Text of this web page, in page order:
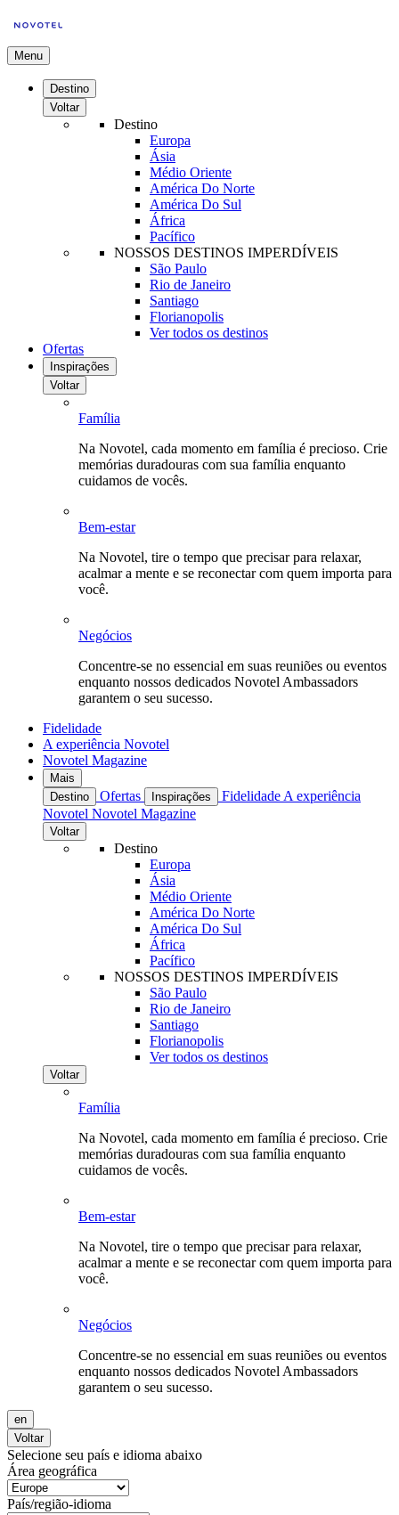
Menu
Destino
Voltar
Destino
Europa
Ásia
Médio Oriente
América Do Norte
América Do Sul
África
Pacífico
NOSSOS DESTINOS IMPERDÍVEIS
São Paulo
Rio de Janeiro
Santiago
Florianopolis
Ver todos os destinos
Ofertas
Inspirações
Voltar
Família
Na Novotel, cada momento em família é precioso. Crie
memórias duradouras com sua família enquanto
cuidamos de vocês.
Bem-estar
Na Novotel, tire o tempo que precisar para relaxar,
acalmar a mente e se reconectar com quem importa para
você.
Negócios
Concentre-se no essencial em suas reuniões ou eventos
enquanto nossos dedicados Novotel Ambassadors
garantem o seu sucesso.
Fidelidade
A experiência Novotel
Novotel Magazine
Mais
Destino
Ofertas Inspirações Fidelidade A experiência
Novotel Novotel Magazine
Voltar
Destino
Europa
Ásia
Médio Oriente
América Do Norte
América Do Sul
África
Pacífico
NOSSOS DESTINOS IMPERDÍVEIS
São Paulo
Rio de Janeiro
Santiago
Florianopolis
Ver todos os destinos
Voltar
Família
Na Novotel, cada momento em família é precioso. Crie
memórias duradouras com sua família enquanto
cuidamos de vocês.
Bem-estar
Na Novotel, tire o tempo que precisar para relaxar,
acalmar a mente e se reconectar com quem importa para
você.
Negócios
Concentre-se no essencial em suas reuniões ou eventos
enquanto nossos dedicados Novotel Ambassadors
garantem o seu sucesso.
en
Voltar
Selecione seu país e idioma abaixo
Área geográfica
País/região-idioma